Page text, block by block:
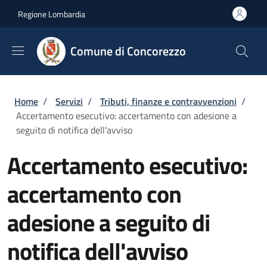
Regione Lombardia
Comune di Concorezzo
Briciole di pane
Home / Servizi / Tributi, finanze e contravvenzioni /
Accertamento esecutivo: accertamento con adesione a
seguito di notifica dell'avviso
Accertamento esecutivo:
accertamento con
adesione a seguito di
notifica dell'avviso